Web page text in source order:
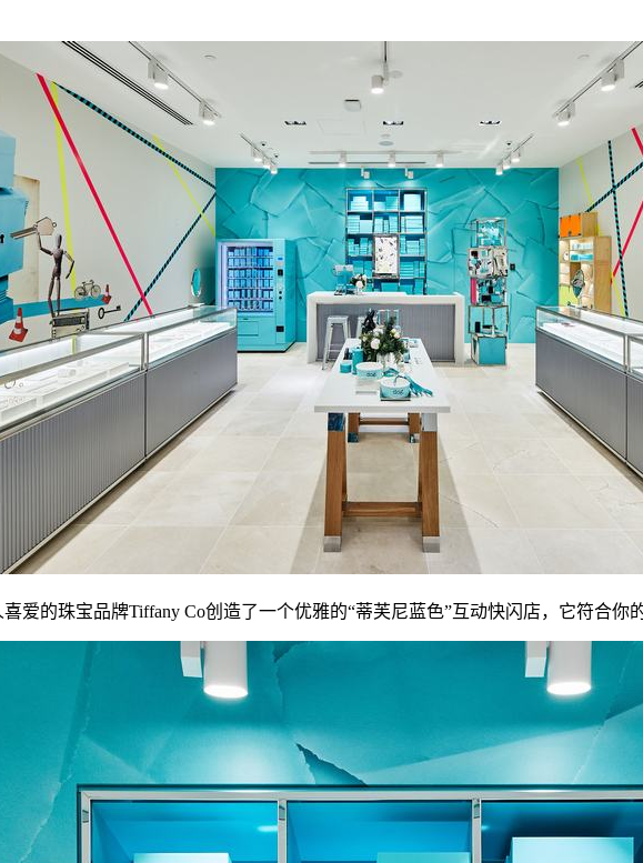
爱的珠宝品牌Tiffany Co创造了一个优雅的“蒂芙尼蓝色”互动快闪店，它符合你